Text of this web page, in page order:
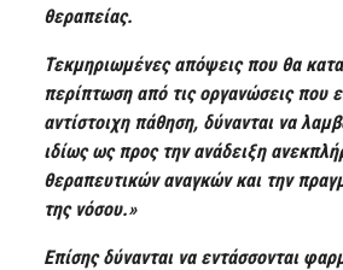
θεραπείας.
Τεκμηριωμένες απόψεις που θα
περίπτωση από τις οργανώσεις που
αντίστοιχη πάθηση, δύνανται να
ιδίως ως προς την ανάδειξη
θεραπευτικών αναγκών και την
της νόσου.»
Επίσης δύνανται να εντάσσονται